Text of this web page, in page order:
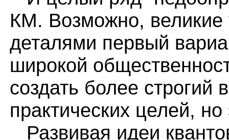
КМ. Возможно,
деталями первый
широкой
создать более строгий
практических целей,
Развивая идеи